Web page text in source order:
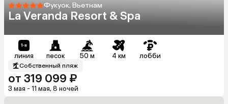
Фукуок, Вьетнам
La Veranda Resort & Spa
линия песок 50 м 4 км лобби
Собственный пляж
от 319 099 ₽
3 мая - 11 мая, 8 ночей